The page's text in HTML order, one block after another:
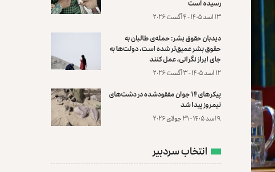
رسیده است
۱۳ اسد ۱۴۰۵ - ۴ آگست ۲۰۲۶
دیدبان حقوق بشر: حمله‌ی طالبان به
حقوق بشر عمیق‌تر شده است، دولت‌ها به
جای ابراز نگرانی، عمل کنند
۱۲ اسد ۱۴۰۵ - ۳ آگست ۲۰۲۶
پیکرهای ۱۴ جوان مفقودشده در دشت‌های
نیمروز پیدا شد
۹ اسد ۱۴۰۵ - ۳۱ جولای ۲۰۲۶
انتخاب سردبیر